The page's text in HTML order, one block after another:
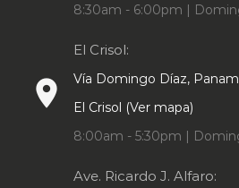
8:30am - 6:00pm |
place
El Crisol:
Vía Domingo Díaz,
El Crisol (Ver mapa)
8:00am - 5:30pm |
Ave. Ricardo J. Alfaro: